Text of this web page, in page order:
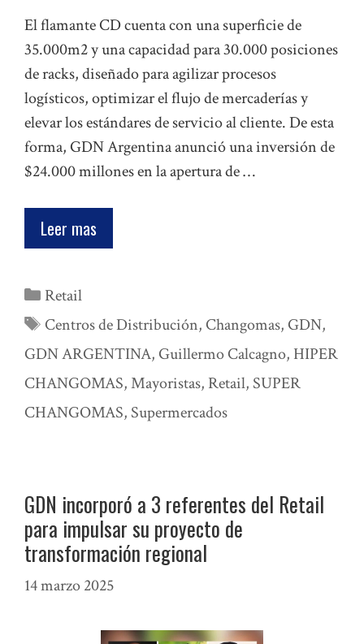
El flamante CD cuenta con una superficie de
35.000m2 y una capacidad para 30.000 posiciones
de racks, diseñado para agilizar procesos
logísticos, optimizar el flujo de mercaderías y
elevar los estándares de servicio al cliente. De esta
forma, GDN Argentina anunció una inversión de
$24.000 millones en la apertura de …
Leer mas
Categorías
Retail
Etiquetas
Centros de Distribución, Changomas, GDN,
GDN ARGENTINA, Guillermo Calcagno, HIPER
CHANGOMAS,Mayoristas, Retail, SUPER
CHANGOMAS, Supermercados
GDN incorporó a 3 referentes del Retail
para impulsar su proyecto de
transformación regional
14 marzo 2025